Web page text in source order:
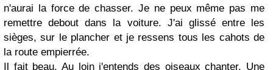
n'aurai la force de chasser. Je ne peux même pas me
remettre debout dans la voiture. J'ai glissé entre les
sièges, sur le plancher et je ressens tous les cahots de
la route empierrée.
Il fait beau. Au loin j'entends des oiseaux chanter. Une